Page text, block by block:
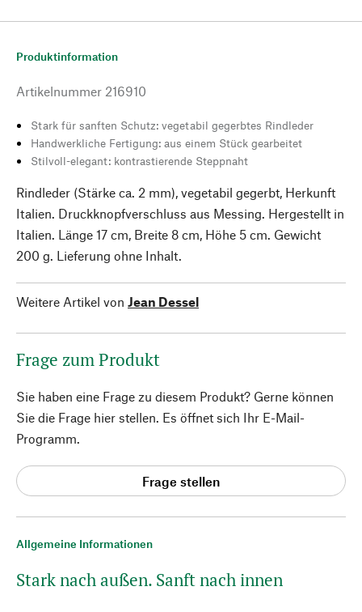
Allgemeine Informationen
Stark nach außen. Sanft nach innen
Produktinformation
Artikelnummer 216910
Stark für sanften Schutz: vegetabil gegerbtes Rindleder
Handwerkliche Fertigung: aus einem Stück gearbeitet
Stilvoll-elegant: kontrastierende Steppnaht
Rindleder (Stärke ca. 2 mm), vegetabil gegerbt, Herkunft
Italien. Druckknopfverschluss aus Messing. Hergestellt in
Italien. Länge 17 cm, Breite 8 cm, Höhe 5 cm. Gewicht
200 g. Lieferung ohne Inhalt.
Weitere Artikel von Jean Dessel
Frage zum Produkt
Sie haben eine Frage zu diesem Produkt? Gerne können
Sie die Frage hier stellen. Es öffnet sich Ihr E-Mail-
Programm.
Frage stellen